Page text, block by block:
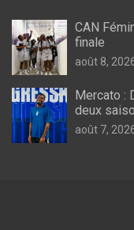
CAN
finale
août 8,
Mercato :
deux
août 7,